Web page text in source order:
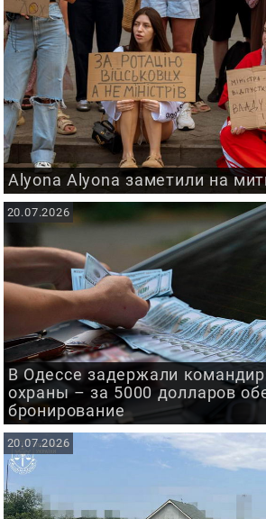
Alyona Alyona заметили на
В Одессе задержали
охраны – за 5000 долларов
бронирование
20.07.2026
20.07.2026